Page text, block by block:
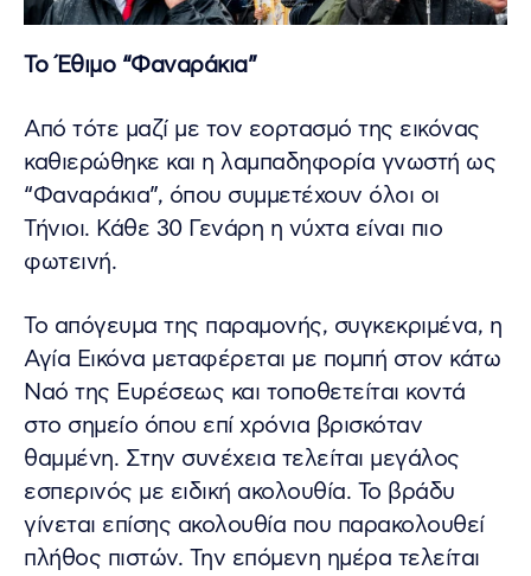
Το Έθιμο “Φαναράκια”
Από τότε μαζί με τον εορτασμό της εικόνας
καθιερώθηκε και η λαμπαδηφορία γνωστή ως
“Φαναράκια”, όπου συμμετέχουν όλοι οι
Τήνιοι. Κάθε 30 Γενάρη η νύχτα είναι πιο
φωτεινή.
Το απόγευμα της παραμονής, συγκεκριμένα, η
Αγία Εικόνα μεταφέρεται με πομπή στον κάτω
Ναό της Ευρέσεως και τοποθετείται κοντά
στο σημείο όπου επί χρόνια βρισκόταν
θαμμένη. Στην συνέχεια τελείται μεγάλος
εσπερινός με ειδική ακολουθία. Το βράδυ
γίνεται επίσης ακολουθία που παρακολουθεί
πλήθος πιστών. Την επόμενη ημέρα τελείται